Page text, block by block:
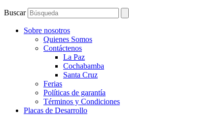
Buscar
Sobre nosotros
Quienes Somos
Contáctenos
La Paz
Cochabamba
Santa Cruz
Ferias
Políticas de garantía
Términos y Condiciones
Placas de Desarrollo